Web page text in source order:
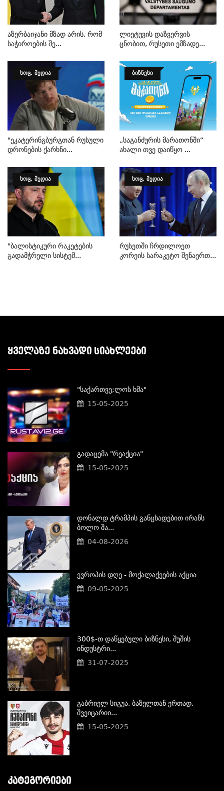
Აზერბაიჯანი Მზად Არის, Რომ
Საჭიროების Შე...
Ლიეტუვის Დაზვერვის
Ცნობით, Რუსეთი Ემზადე...
ᲡᲝᲪ. ᲛᲔᲓᲘᲐ
"ეკატერინგბურგთან Რუსული
Დრონების Ქარხნი...
ᲑᲘᲖᲜᲔᲡᲘ
„საგანძურის Მარათონში“
Ახალი Თვე Დაიწყო ...
ᲡᲝᲪ. ᲛᲔᲓᲘᲐ
"ბალისტიკური Რაკეტების
Გადამჭრელი Სისტემ...
ᲡᲝᲪ. ᲛᲔᲓᲘᲐ
Რუსეთში Ჩრდილოეთ
Კორეის Სარაკეტო Შენაერთ...
ᲧᲕᲔᲚᲐᲖᲔ ᲜᲐᲮᲕᲐᲓᲘ ᲡᲘᲐᲮᲚᲔᲔᲑᲘ
"საქართვე;ლოს Ხმა"
15-05-2025
Გადაცემა "რეაქცია"
15-05-2025
Დონალდ Ტრამპის Განცხადებით Ირანს
Ბოლო Შა...
04-08-2026
Ევროპის Დღე - Მოქალაქეების Აქცია
09-05-2025
300$-Თ Დაწყებული Ბიზნესი, Შუშის
Ინდუსტრი...
31-07-2025
Გაბრიელ Სიგუა, Ბაზელთან Ერთად,
Შვეიცარიი...
15-05-2025
ᲙᲐᲢᲔᲒᲝᲠᲘᲔᲑᲘ